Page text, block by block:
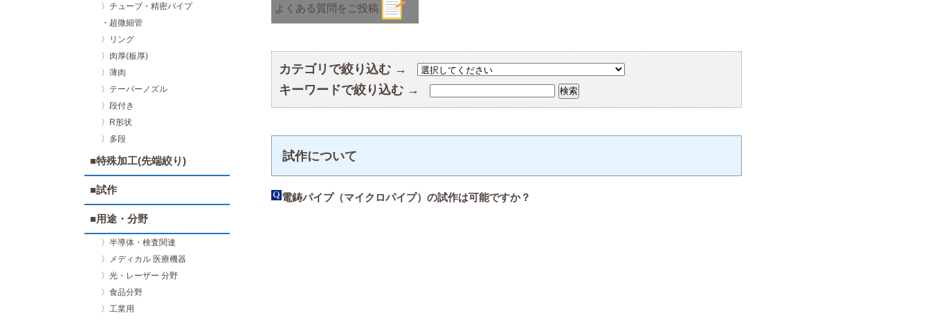
〉チューブ・精密パイプ
・超微細管
〉リング
〉肉厚(板厚)
〉薄肉
〉テーパーノズル
〉段付き
〉R形状
〉多段
■特殊加工(先端絞り)
■試作
■用途・分野
〉半導体・検査関連
〉メディカル 医療機器
〉光・レーザー 分野
〉食品分野
〉工業用
よくある質問をご投稿
カテゴリで絞り込む →
キーワードで絞り込む →
試作について
電鋳パイプ（マイクロパイプ）の試作は可能ですか？